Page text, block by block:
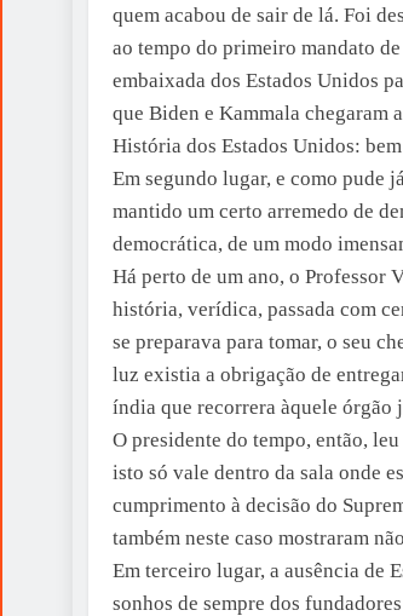
quem acabou de sair de lá. Foi
ao tempo do primeiro mandato
embaixada dos Estados Unidos
que Biden e Kammala chegaram
História dos Estados Unidos:
Em segundo lugar, e como pude
mantido um certo arremedo de
democrática, de um modo
Há perto de um ano, o Professor
história, verídica, passada com
se preparava para tomar, o seu
luz existia a obrigação de
índia que recorrera àquele órgão
O presidente do tempo, então,
isto só vale dentro da sala onde
cumprimento à decisão do
também neste caso mostraram
Em terceiro lugar, a ausência de
sonhos de sempre dos